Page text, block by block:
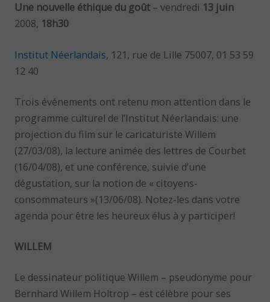
Une nouvelle éthique du goût – vendredi 13 juin
2008, 18h30
Institut Néerlandais, 121, rue de Lille 75007, 01 53 59
12 40
Trois événements ont retenu mon attention dans le
programme culturel de l’Institut Néerlandais: une
projection du film sur le caricaturiste Willem
(27/03/08), la lecture animée des lettres de Courbet
(16/04/08), et une conférence, suivie d’une
dégustation, sur la notion de « citoyens-
consommateurs »(13/06/08). Notez-les dans votre
agenda pour être les heureux élus à y participer!
WILLEM
Le dessinateur politique Willem – pseudonyme pour
Bernhard Willem Holtrop – est célèbre pour ses